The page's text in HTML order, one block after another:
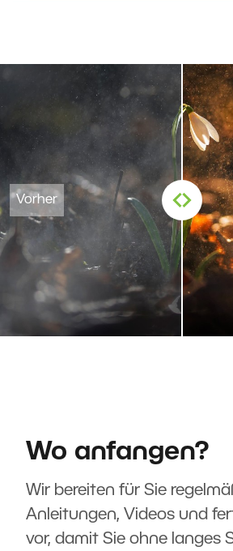
Wo anfangen?
Wir bereiten für Sie
Anleitungen, Videos und
vor, damit Sie ohne langes